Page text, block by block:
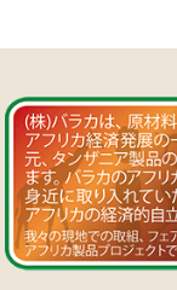
ューナッツ＜素焼
11/1：【
ューナッツ＜うす
11/1：アフリカ・
グビーズ～現地職
以前にもカンガを
カンガスタイル、
Ｍさまより カ
バラカのショップ
タンも、このワン
でも外でも）にと